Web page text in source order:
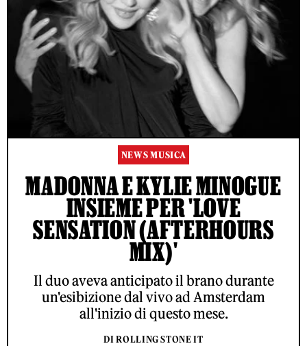
NEWS MUSICA
MADONNA E KYLIE MINOGUE
INSIEME PER 'LOVE
SENSATION (AFTERHOURS
MIX)'
Il duo aveva anticipato il brano durante
un'esibizione dal vivo ad Amsterdam
all'inizio di questo mese.
DI ROLLING STONE IT